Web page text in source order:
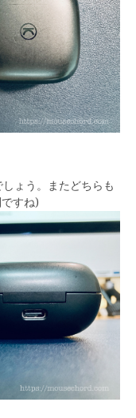
ょう。またどちらも
すね)